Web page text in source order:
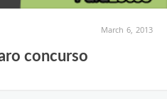
March 6, 2013
concurso